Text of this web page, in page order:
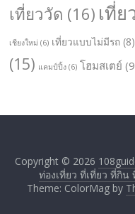
เที่ยววัด (16) เที่
เชียงใหม่ (6) เที่ยวแบบไม่มีรถ (8)
(15) แคมป์ปิ้ง (6) โฮมสเตย์
Copyright © 2026
ท่องเที่ยว ที่เที่ยว ที่กิน
Theme: ColorMag by